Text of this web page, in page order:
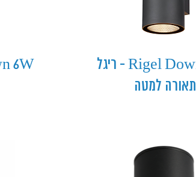
Rigel Down 10W - ריגל
תאורה למטה